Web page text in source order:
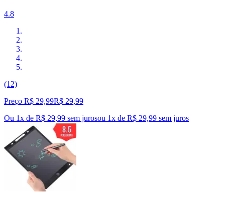
4.8
(12)
Preço R$ 29,99R$ 29,99
Ou 1x de R$ 29,99 sem jurosou 1x de R$ 29,99 sem juros